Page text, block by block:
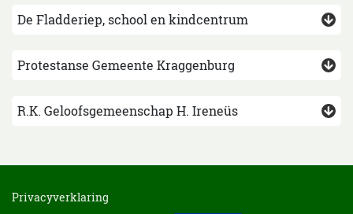
De Fladderiep, school en kindcentrum
Protestanse Gemeente Kraggenburg
R.K. Geloofsgemeenschap H. Ireneüs
Privacyverklaring